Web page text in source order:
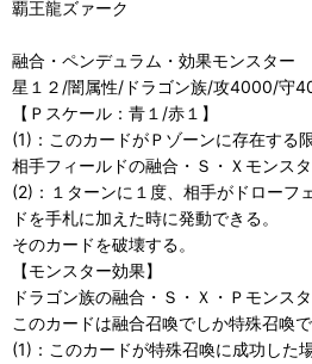
覇王龍ズァーク
融合・ペンデュラム・効果モンスター
星１２/闇属性/ドラゴン族/攻4000/守
【Ｐスケール：青１/赤１】
(1)：このカードがＰゾーンに存在する限
相手フィールドの融合・Ｓ・Ｘモンス
(2)：１ターンに１度、相手がドローフ
ドを手札に加えた時に発動できる。
そのカードを破壊する。
【モンスター効果】
ドラゴン族の融合・Ｓ・Ｘ・Ｐモンス
このカードは融合召喚でしか特殊召喚で
(1)：このカードが特殊召喚に成功した